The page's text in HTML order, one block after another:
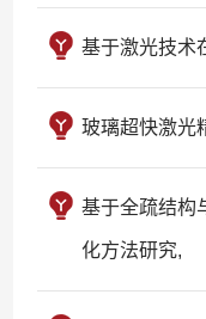
基于激光技术
玻璃超快激光
基于全疏结构
化方法研究,